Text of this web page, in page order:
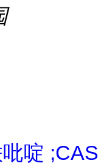
啶 ;CAS